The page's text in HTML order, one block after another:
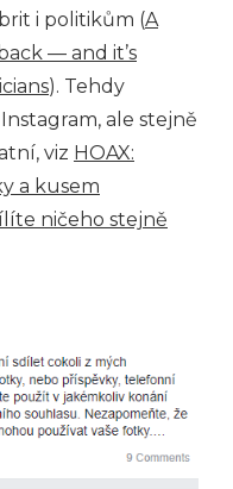
i politikům (A
— and it’s
). Tehdy
ale stejně
viz HOAX:
a kusem
ničeho stejně